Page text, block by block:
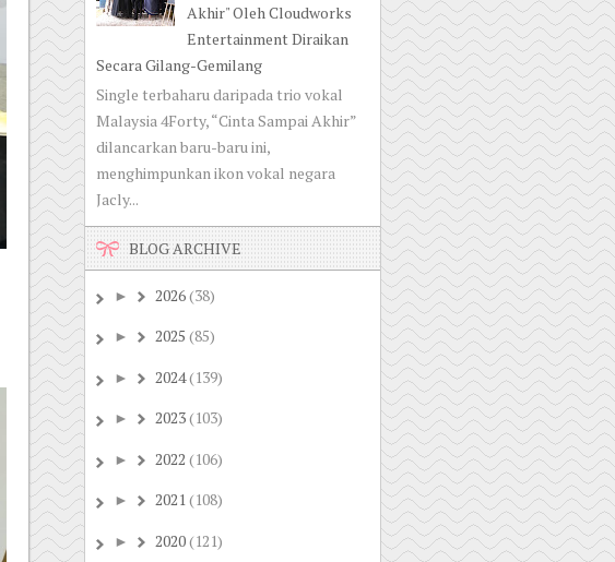
Akhir" Oleh Cloudworks
Entertainment Diraikan
Secara Gilang-Gemilang
Single terbaharu daripada trio vokal
Malaysia 4Forty, “Cinta Sampai Akhir”
dilancarkan baru-baru ini,
menghimpunkan ikon vokal negara
Jacly...
BLOG ARCHIVE
► 2026(38)
► 2025 (85)
► 2024(139)
► 2023(103)
► 2022 (106)
► 2021(108)
► 2020(121)